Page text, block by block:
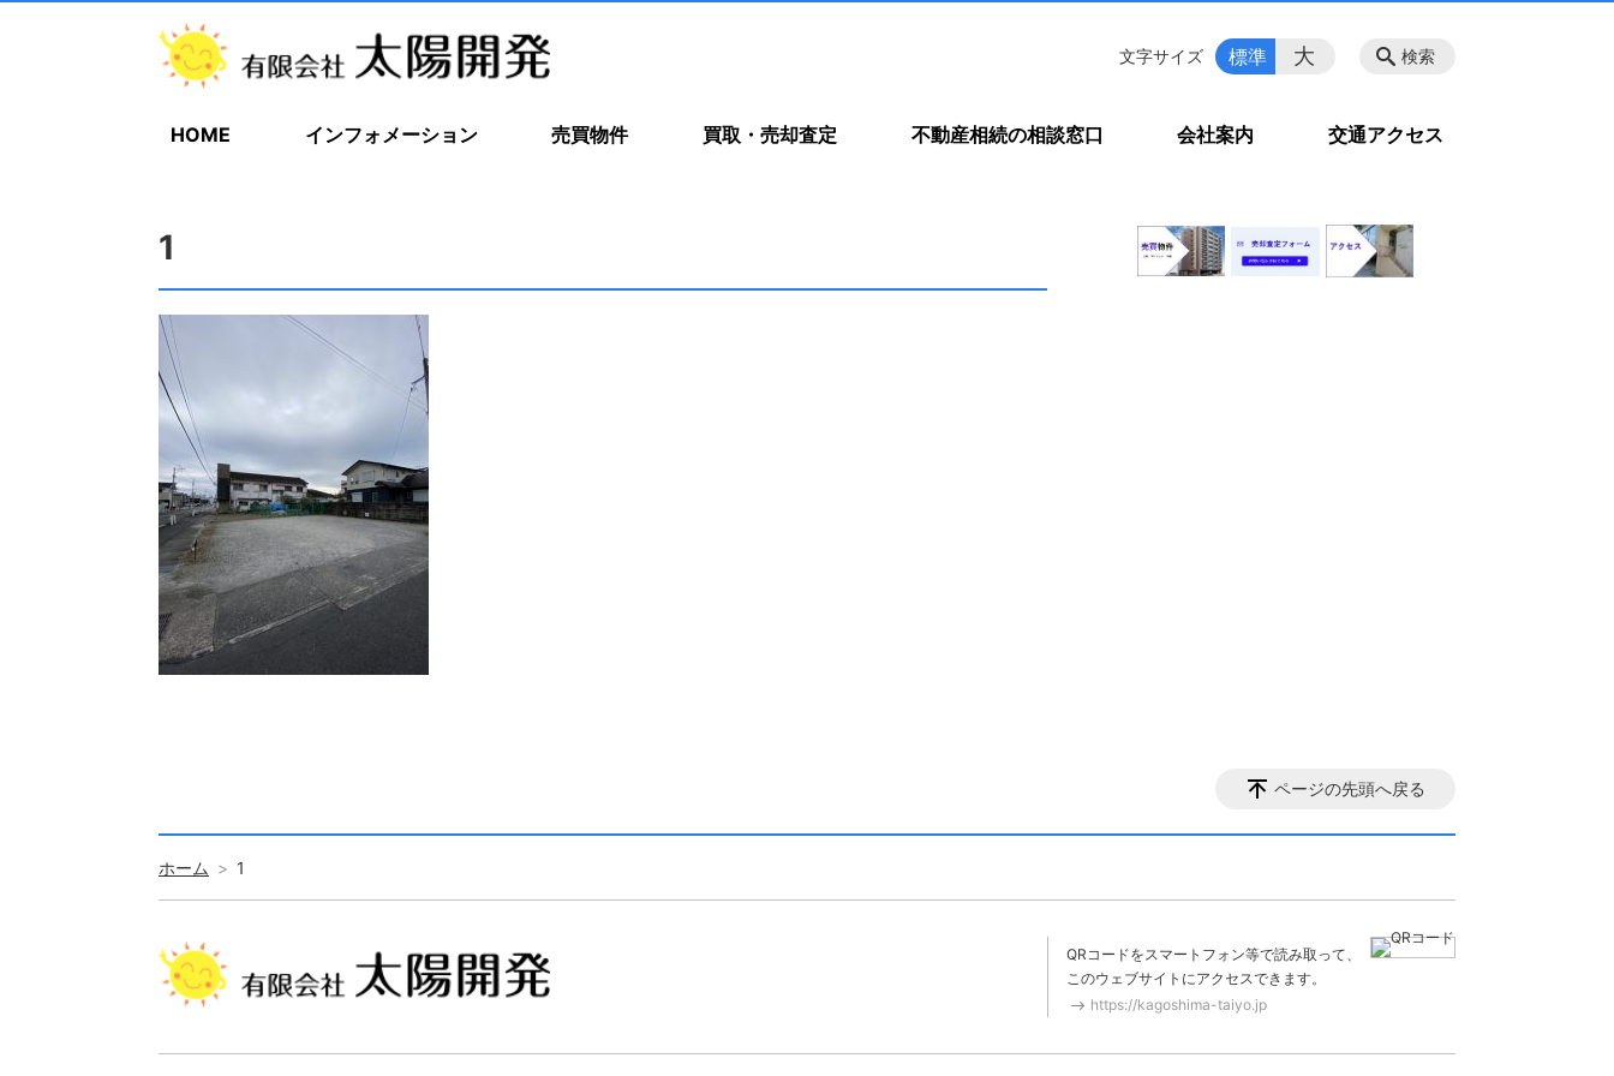
HOME インフォメーション 売買物件 買取・売却査定 不動産相続の相談窓口 会社案内 交通アクセス
検索
文字サイズ 標準 大
1
ページの先頭へ戻る
ホーム 1
QRコードをスマートフォン等で読み取って、
このウェブサイトにアクセスできます。
https://kagoshima-taiyo.jp